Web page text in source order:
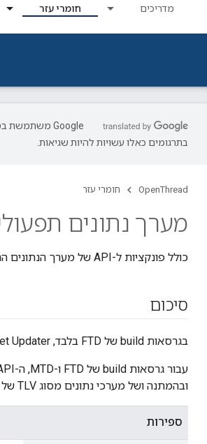
מדריכים חומרי עזר
בתרגומים כאלו עשויות להיות שגיאות.
OpenThread חומרי עזר
מערך נתונים
כולל פונקציות ל-API של מערך הנתונים התפעולי.
סיכום
בגרסאות build של FTD בלבד, Dataset Updater כולל פונקציות לניהול עדכונים של מערכי נתונים.
ובהמתנה ושל מערכי נתונים מסוג TLV של מערכי נתונים.
ספירות